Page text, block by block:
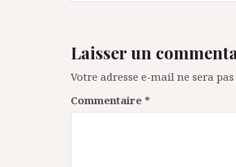
Laisser un
Votre adresse e-mail ne sera
Commentaire *